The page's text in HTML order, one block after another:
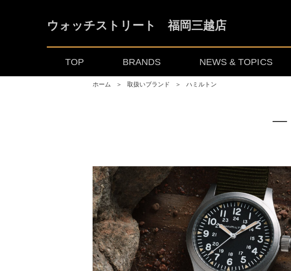
ウォッチストリート 福岡三越店
TOP BRANDS NEWS & TOPICS
ホーム ＞ 取扱いブランド ＞ ハミルトン
―